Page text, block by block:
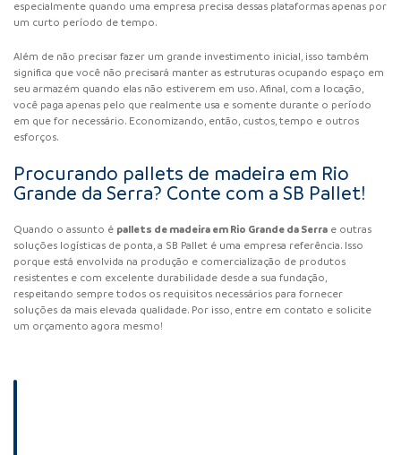
especialmente quando uma empresa precisa dessas plataformas apenas por
um curto período de tempo.
Além de não precisar fazer um grande investimento inicial, isso também
significa que você não precisará manter as estruturas ocupando espaço em
seu armazém quando elas não estiverem em uso. Afinal, com a locação,
você paga apenas pelo que realmente usa e somente durante o período
em que for necessário. Economizando, então, custos, tempo e outros
esforços.
Procurando pallets de madeira em Rio
Grande da Serra? Conte com a SB Pallet!
Quando o assunto é pallets de madeira em Rio Grande da Serra e outras
soluções logísticas de ponta, a SB Pallet é uma empresa referência. Isso
porque está envolvida na produção e comercialização de produtos
resistentes e com excelente durabilidade desde a sua fundação,
respeitando sempre todos os requisitos necessários para fornecer
soluções da mais elevada qualidade. Por isso, entre em contato e solicite
um orçamento agora mesmo!